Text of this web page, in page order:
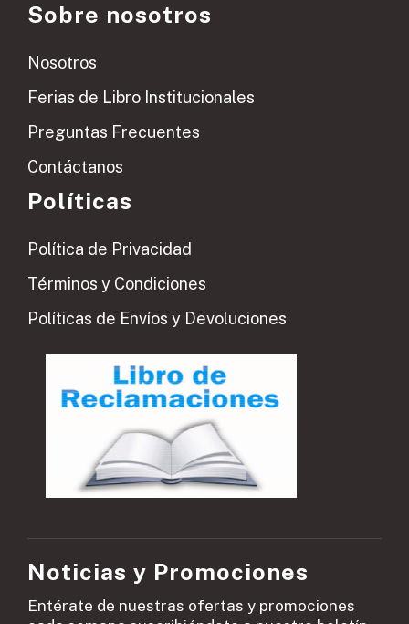
Sobre nosotros
Nosotros
Ferias de Libro Institucionales
Preguntas Frecuentes
Contáctanos
Políticas
Política de Privacidad
Términos y Condiciones
Políticas de Envíos y Devoluciones
Noticias y Promociones
Entérate de nuestras ofertas y promociones